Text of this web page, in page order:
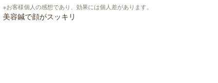
※お客様個人の感想であり、効果には個人差があります。
美容鍼で顔がスッキリ